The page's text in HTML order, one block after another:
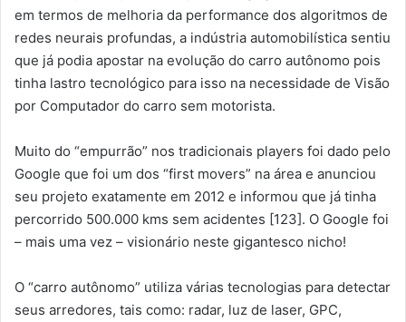
em termos de melhoria da performance dos algoritmos de
redes neurais profundas, a indústria automobilística sentiu
que já podia apostar na evolução do carro autônomo pois
tinha lastro tecnológico para isso na necessidade de Visão
por Computador do carro sem motorista.
Muito do “empurrão” nos tradicionais players foi dado pelo
Google que foi um dos “first movers” na área e anunciou
seu projeto exatamente em 2012 e informou que já tinha
percorrido 500.000 kms sem acidentes [123]. O Google foi
– mais uma vez – visionário neste gigantesco nicho!
O “carro autônomo” utiliza várias tecnologias para detectar
seus arredores, tais como: radar, luz de laser, GPC,